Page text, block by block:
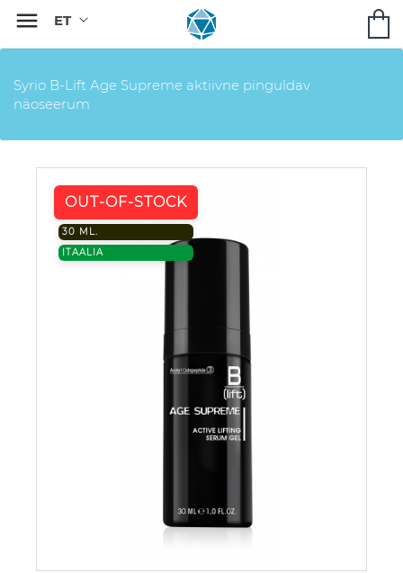

Syrio B-Lift Age Supreme aktiivne pinguldav
näoseerum
OUT-OF-STOCK
30 ML.
ITAALIA